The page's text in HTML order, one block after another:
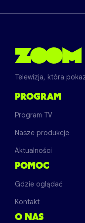
Telewizja, która
PROGRAM
Program TV
Nasze produkcje
Aktualności
POMOC
Gdzie oglądać
Kontakt
O NAS